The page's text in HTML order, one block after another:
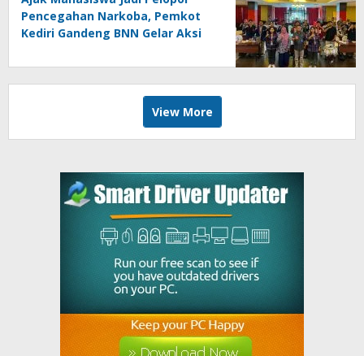
Pencegahan Narkoba, Pemkot
Kediri Gandeng BNN Gelar Aksi
View More